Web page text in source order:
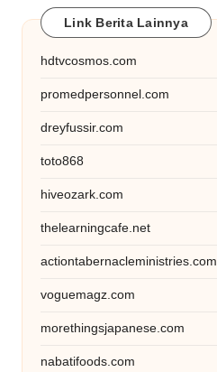
Link Berita Lainnya
hdtvcosmos.com
promedpersonnel.com
dreyfussir.com
toto868
hiveozark.com
thelearningcafe.net
actiontabernacleministries.com
voguemagz.com
morethingsjapanese.com
nabatifoods.com